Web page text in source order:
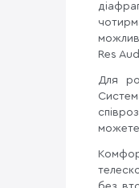
Res
Для
можете